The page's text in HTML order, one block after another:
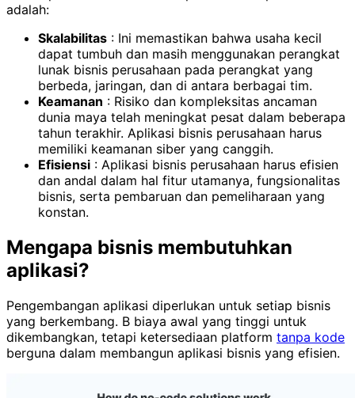
adalah:
Skalabilitas : Ini memastikan bahwa usaha kecil
dapat tumbuh dan masih menggunakan perangkat
lunak bisnis perusahaan pada perangkat yang
berbeda, jaringan, dan di antara berbagai tim.
Keamanan : Risiko dan kompleksitas ancaman
dunia maya telah meningkat pesat dalam beberapa
tahun terakhir. Aplikasi bisnis perusahaan harus
memiliki keamanan siber yang canggih.
Efisiensi : Aplikasi bisnis perusahaan harus efisien
dan andal dalam hal fitur utamanya, fungsionalitas
bisnis, serta pembaruan dan pemeliharaan yang
konstan.
Mengapa bisnis membutuhkan
aplikasi?
Pengembangan aplikasi diperlukan untuk setiap bisnis
yang berkembang. B biaya awal yang tinggi untuk
dikembangkan, tetapi ketersediaan platform tanpa kode
berguna dalam membangun aplikasi bisnis yang efisien.